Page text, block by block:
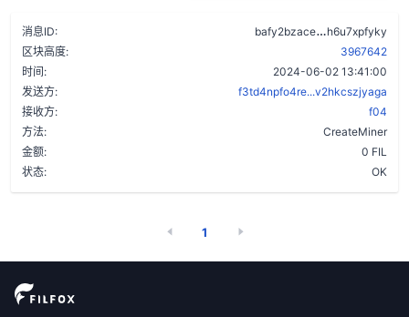
消息ID: bafy2bzace
h6u7xpfyky
区块高度:
3967642
时间:
2024-06-02 13:41:00
发送方:
f3td4npfo4re...v2hkcszjyaga
接收方:
f04
方法:
CreateMiner
金额:
0 FIL
状态:
OK
1